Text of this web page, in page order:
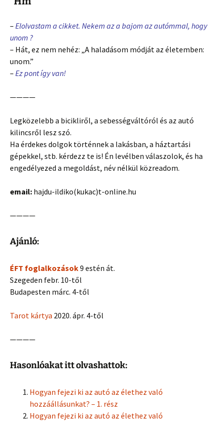
– Elolvastam a cikket. Nekem az a bajom az autómmal, hogy
unom ?￰
– Hát, ez nem nehéz: „A haladásom módját az életemben:
unom.”
– Ez pont így van!
————
Legközelebb a bicikliről, a sebességváltóról és az autó
kilincsről lesz szó.
Ha érdekes dolgok történnek a lakásban, a háztartási
gépekkel, stb. kérdezz te is! Én levélben válaszolok, és ha
engedélyezed a megoldást, név nélkül közreadom.
email: hajdu-ildiko(kukac)t-online.hu
————
Ajánló:
ÉFT foglalkozások9 estén át.
Szegeden febr. 10-től
Budapesten márc. 4-től
Tarot kártya 2020. ápr. 4-től
————
Hasonlóakat itt olvashattok:
Hogyan fejezi ki az autó az élethez való
hozzáállásunkat? – 1. rész
Hogyan fejezi ki az autó az élethez való